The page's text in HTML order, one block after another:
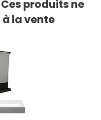
produits ne
la vente